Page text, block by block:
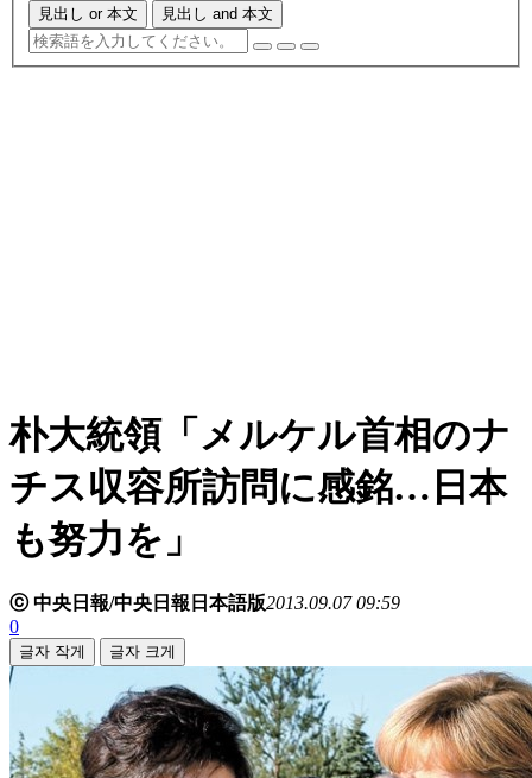
見出し or 本文 見出し and 本文
朴大統領「メルケル首相のナ
チス収容所訪問に感銘…日本
も努力を」
ⓒ 中央日報/中央日報日本語版2013.09.07 09:59
0
글자 작게 글자 크게